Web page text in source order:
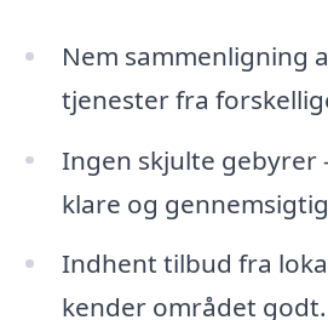
Nem sammenligning
tjenester fra
Ingen skjulte gebyrer
klare og
Indhent tilbud fra
kender området godt.